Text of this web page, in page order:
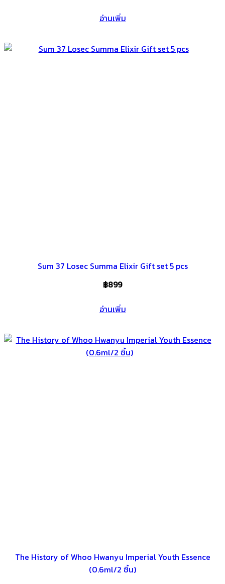
was:
อ่านเพิ่ม
Sum 37 Losec Summa Elixir Gift set 5 pcs
฿899
อ่านเพิ่ม
The History of Whoo Hwanyu Imperial Youth Essence
(0.6ml/2 ชิ้น)⁣⁣